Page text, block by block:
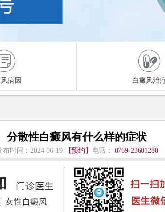
病因 白癜风治
分散性白癜风有什么样的症状
布时间：2024-06-19 【预约】 电话： 0769-23601280